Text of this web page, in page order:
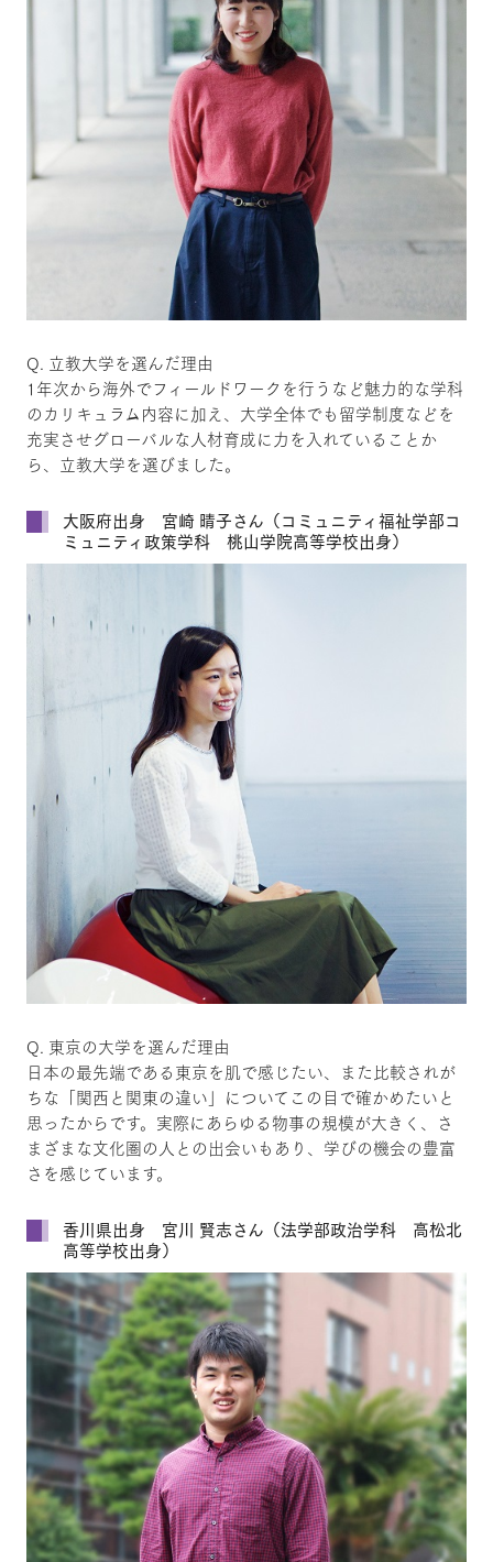
Q. 立教大学を選んだ理由
1年次から海外でフィールドワークを行うなど魅力的な学科
のカリキュラム内容に加え、大学全体でも留学制度などを
充実させグローバルな人材育成に力を入れていることか
ら、立教大学を選びました。
大阪府出身 宮崎 晴子さん（コミュニティ福祉学部コ
ミュニティ政策学科 桃山学院高等学校出身）
Q. 東京の大学を選んだ理由
日本の最先端である東京を肌で感じたい、また比較されが
ちな「関西と関東の違い」についてこの目で確かめたいと
思ったからです。実際にあらゆる物事の規模が大きく、さ
まざまな文化圏の人との出会いもあり、学びの機会の豊富
さを感じています。
香川県出身 宮川 賢志さん（法学部政治学科 高松北
高等学校出身）